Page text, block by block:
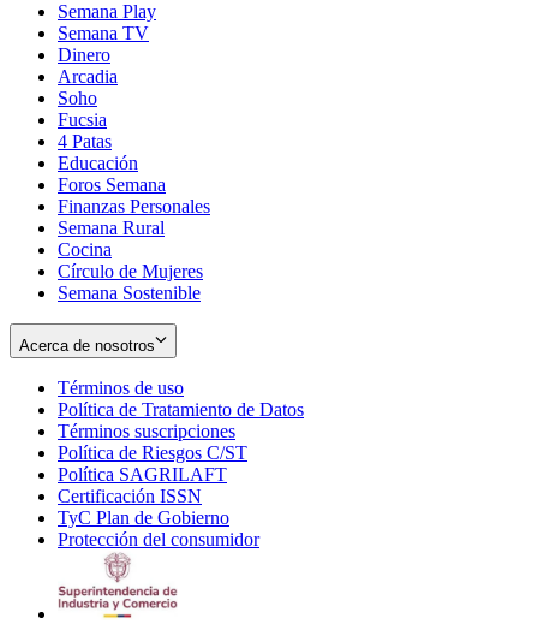
Semana Play
Semana TV
Dinero
Arcadia
Soho
in
new
window
Fucsia
in
new
window
4 Patas
Educación
Foros Semana
Finanzas Personales
Semana Rural
Cocina
Círculo de Mujeres
Semana Sostenible
Acerca de nosotros
Términos de uso
in
new
window
Política de Tratamiento de Datos
Términos suscripciones
in
Política de Riesgos C/ST
Política SAGRILAFT
new
window
Certificación ISSN
in
new
TyC Plan de Gobierno
in
Protección del consumidorOpens